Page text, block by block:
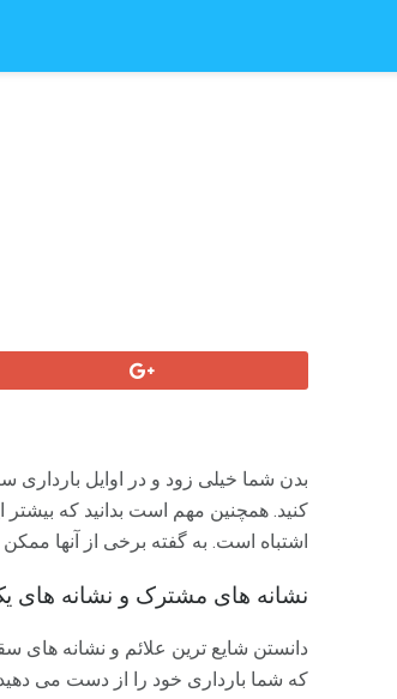
بدن شما خیلی زود و در اوایل
کنید. همچنین مهم است بدانید که
اشتباه است. به گفته برخی از آنها
نشانه های مشترک و نشانه
دانستن شایع ترین علائم و نشانه های
که شما بارداری خود را از دست می